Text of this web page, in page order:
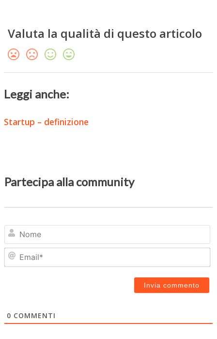
Valuta la qualità di questo articolo
Leggi anche:
Startup – definizione
Partecipa alla community
0 COMMENTI